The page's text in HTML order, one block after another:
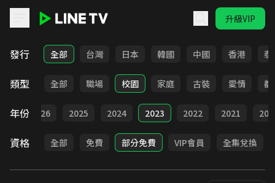
升級VIP
LINE TV - 戲劇
發行 全部 台灣 日本 韓國 中國 香港 泰
類型 全部 職場 校園 家庭 古裝 愛情 都
年份
部 2026 2025 2024 2023 2022 2021
資格 全部 免費 部分免費 VIP會員 全集兌換